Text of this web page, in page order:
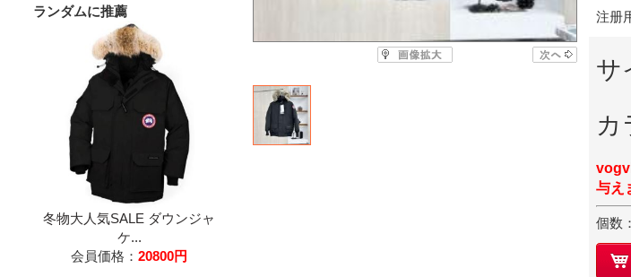
ランダムに推薦
冬物大人気SALE ダウンジャ
ケ...
会員価格： 20800円
注册
サ
カ
与え
個数：